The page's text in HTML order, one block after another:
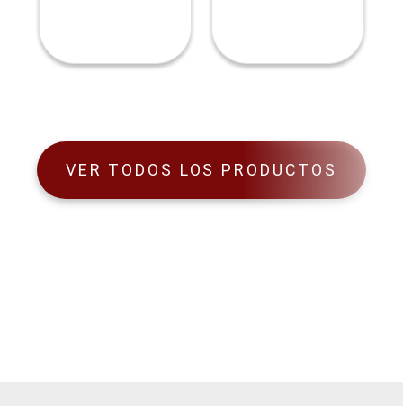
VER TODOS LOS PRODUCTOS